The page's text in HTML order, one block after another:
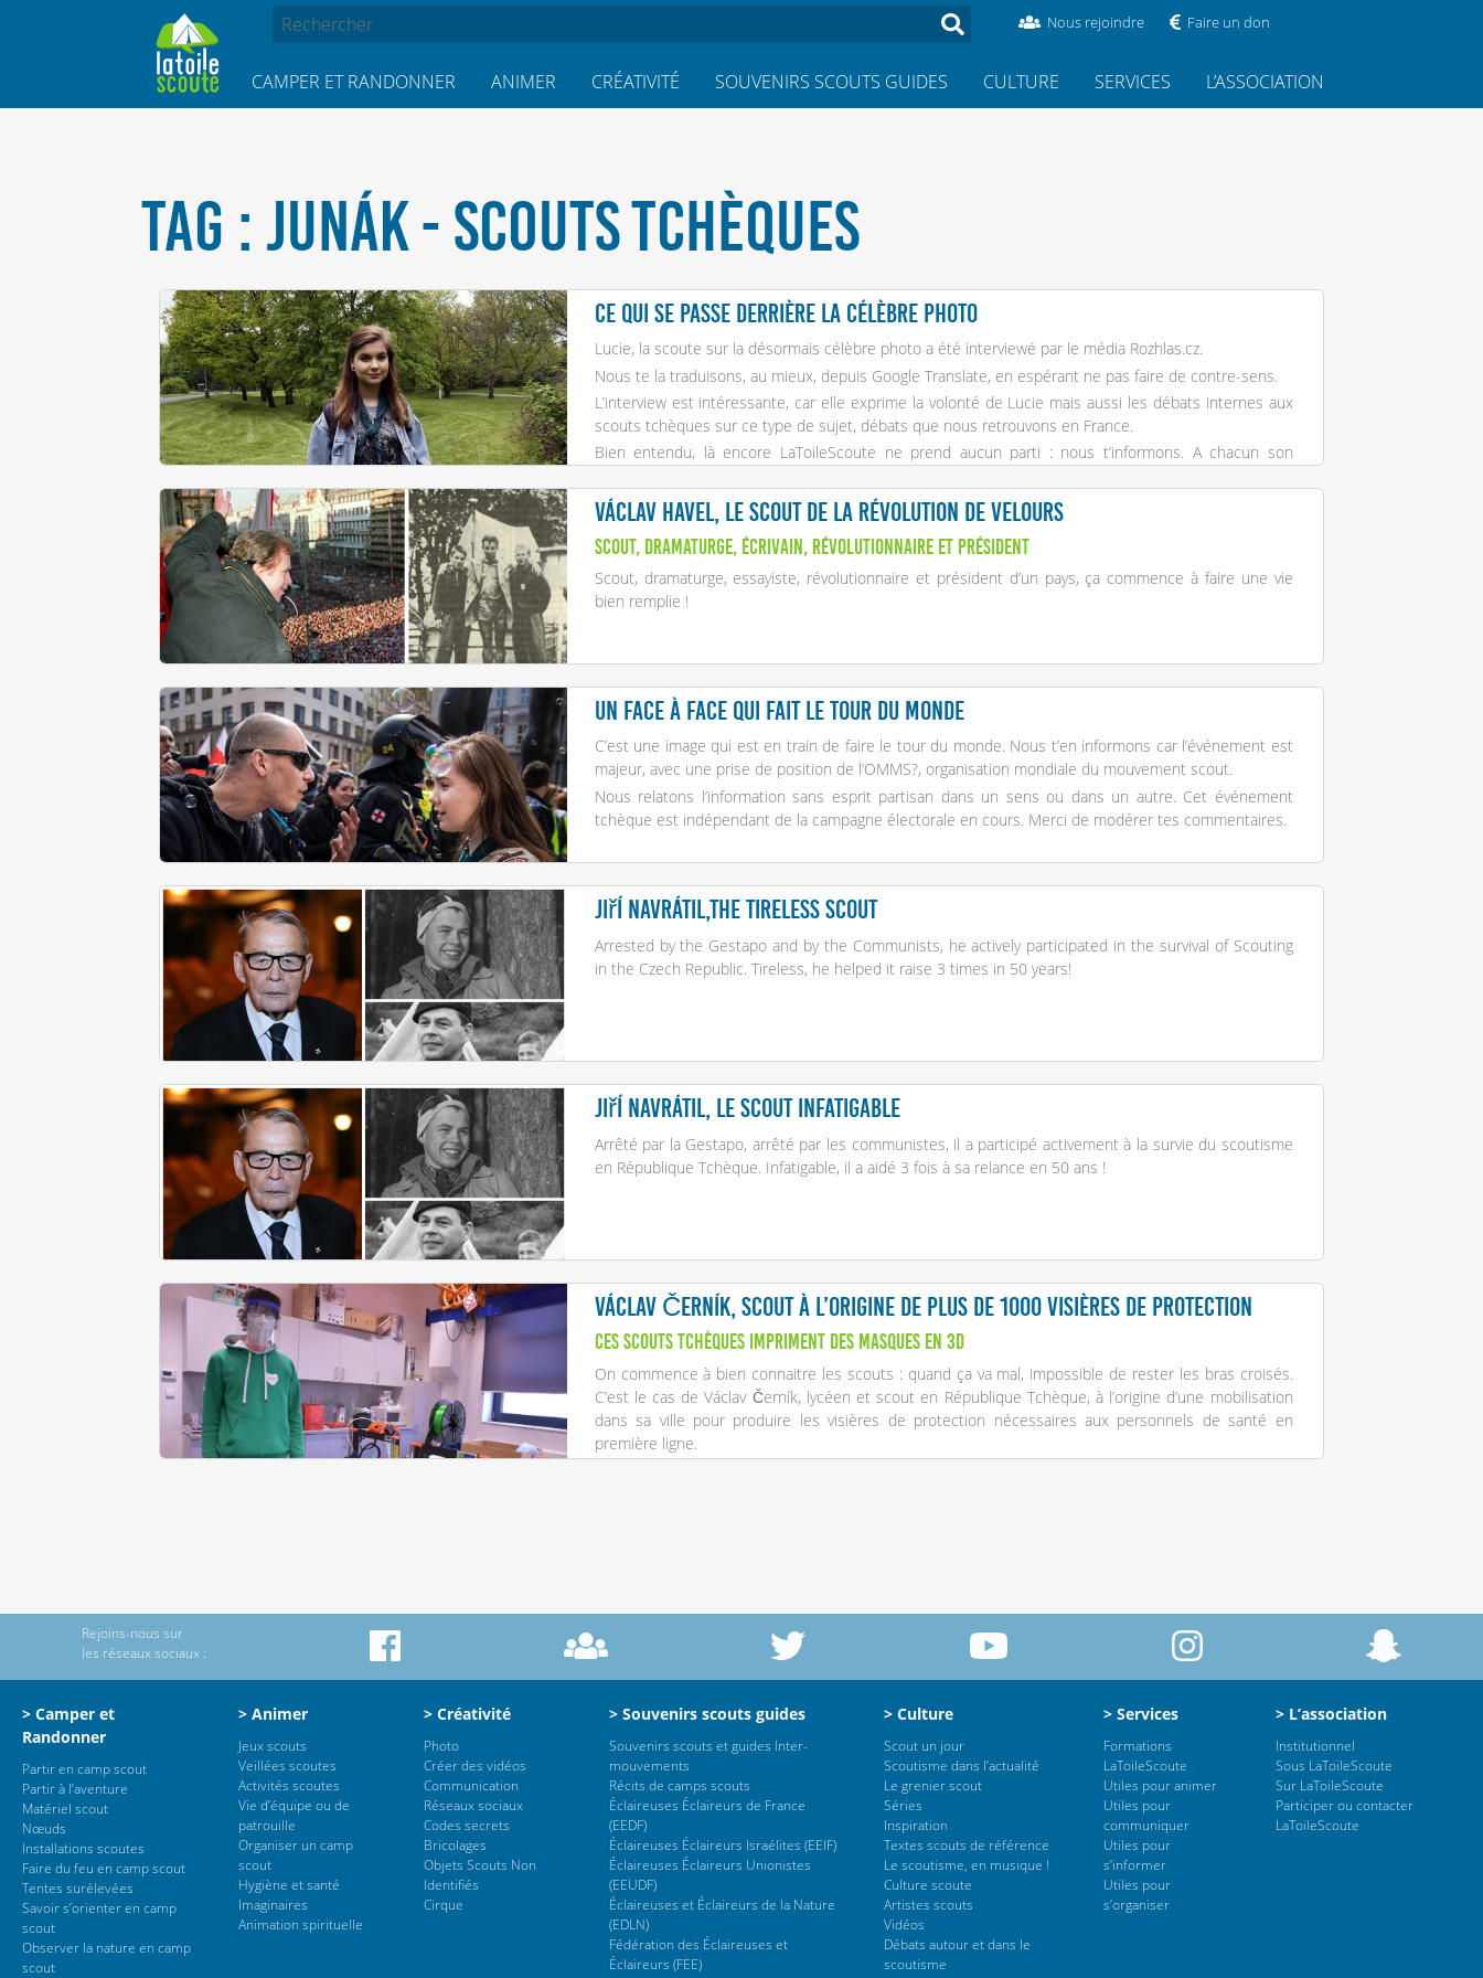
Nous rejoindre Faire un don
CAMPER ET RANDONNER ANIMER CRÉATIVITÉ SOUVENIRS SCOUTS GUIDES CULTURE SERVICES L’ASSOCIATION
TAG : JUNÁK - SCOUTS TCHÈQUES
Ce qui se passe derrière la célèbre photo
Lucie, la scoute sur la désormais célèbre photo a été interviewé par le média Rozhlas.cz.
Nous te la traduisons, au mieux, depuis Google Translate, en espérant ne pas faire de contre-sens.
L’interview est intéressante, car elle exprime la volonté de Lucie mais aussi les débats internes aux
scouts tchèques sur ce type de sujet, débats que nous retrouvons en France.
Bien entendu, là encore LaToileScoute ne prend aucun parti : nous t’informons. A chacun son
Václav Havel, le scout de la Révolution de Velours
Scout, dramaturge, écrivain, révolutionnaire et président
Scout, dramaturge, essayiste, révolutionnaire et président d’un pays, ça commence à faire une vie
bien remplie !
Un face à face qui fait le tour du monde
C’est une image qui est en train de faire le tour du monde. Nous t’en informons car l’événement est
majeur, avec une prise de position de l’OMMS?, organisation mondiale du mouvement scout.
Nous relatons l’information sans esprit partisan dans un sens ou dans un autre. Cet événement
tchèque est indépendant de la campagne électorale en cours. Merci de modérer tes commentaires.
Jiří Navrátil,The tireless scout
Arrested by the Gestapo and by the Communists, he actively participated in the survival of Scouting
in the Czech Republic. Tireless, he helped it raise 3 times in 50 years!
Jiří Navrátil, le scout infatigable
Arrêté par la Gestapo, arrêté par les communistes, il a participé activement à la survie du scoutisme
en République Tchèque. Infatigable, il a aidé 3 fois à sa relance en 50 ans !
Václav Černík, scout à l’origine de plus de 1000 visières de protection
Ces scouts tchèques impriment des masques en 3D
On commence à bien connaitre les scouts : quand ça va mal, impossible de rester les bras croisés.
C’est le cas de Václav Černík, lycéen et scout en République Tchèque, à l’origine d’une mobilisation
dans sa ville pour produire les visières de protection nécessaires aux personnels de santé en
première ligne.
Rejoins-nous sur
les réseaux sociaux :
> Camper et
Randonner
Partir en camp scout
Partir à l’aventure
Matériel scout
Nœuds
Installations scoutes
Faire du feu en camp scout
Tentes surélevées
Savoir s’orienter en camp
scout
Observer la nature en camp
scout
> Animer
Jeux scouts
Veillées scoutes
Activités scoutes
Vie d’équipe ou de
patrouille
Organiser un camp
scout
Hygiène et santé
Imaginaires
Animation spirituelle
> Créativité
Photo
Créer des vidéos
Communication
Réseaux sociaux
Codes secrets
Bricolages
Objets Scouts Non
Identifiés
Cirque
> Souvenirs scouts guides
Souvenirs scouts et guides Inter-
mouvements
Récits de camps scouts
Éclaireuses Éclaireurs de France
(EEDF)
Éclaireuses Éclaireurs Israélites (EEIF)
Éclaireuses Éclaireurs Unionistes
(EEUDF)
Éclaireuses et Éclaireurs de la Nature
(EDLN)
Fédération des Éclaireuses et
Éclaireurs (FEE)
> Culture
Scout un jour
Scoutisme dans l’actualité
Le grenier scout
Séries
Inspiration
Textes scouts de référence
Le scoutisme, en musique !
Culture scoute
Artistes scouts
Vidéos
Débats autour et dans le
scoutisme
> Services
Formations
LaToileScoute
Utiles pour animer
Utiles pour
communiquer
Utiles pour
s’informer
Utiles pour
s’organiser
> L’association
Institutionnel
Sous LaToileScoute
Sur LaToileScoute
Participer ou contacter
LaToileScoute